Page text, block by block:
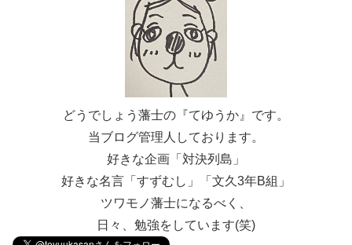
どうでしょう藩士の『てゆうか』です。
当ブログ管理人しております。
好きな企画「対決列島」
好きな名言「すずむし」「文久3年B組」
ツワモノ藩士になるべく、
日々、勉強をしています(笑)